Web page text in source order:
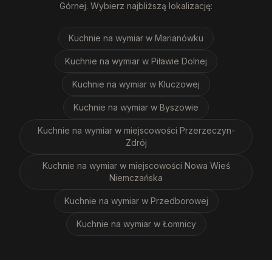
Górnej. Wybierz najbliższą lokalizację:
Kuchnie na wymiar w Marianówku
Kuchnie na wymiar w Piławie Dolnej
Kuchnie na wymiar w Kluczowej
Kuchnie na wymiar w Byszowie
Kuchnie na wymiar w miejscowości Przerzeczyn-
Zdrój
Kuchnie na wymiar w miejscowości Nowa Wieś
Niemczańska
Kuchnie na wymiar w Przedborowej
Kuchnie na wymiar w Łomnicy